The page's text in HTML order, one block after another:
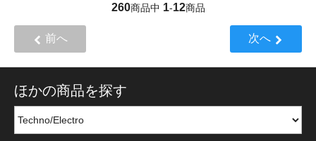
260商品中 1-12商品
前へ 次へ
ほかの商品を探す